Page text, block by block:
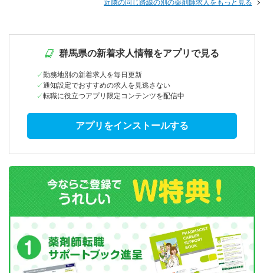
近隣の同じ路線の別の薬剤師求人をもっと見る
群馬県の新着求人情報をアプリで見る
勤務地別の新着求人を毎日更新
通知設定でおすすめの求人を見逃さない
転職に役立つアプリ限定コンテンツを配信中
アプリをインストールする